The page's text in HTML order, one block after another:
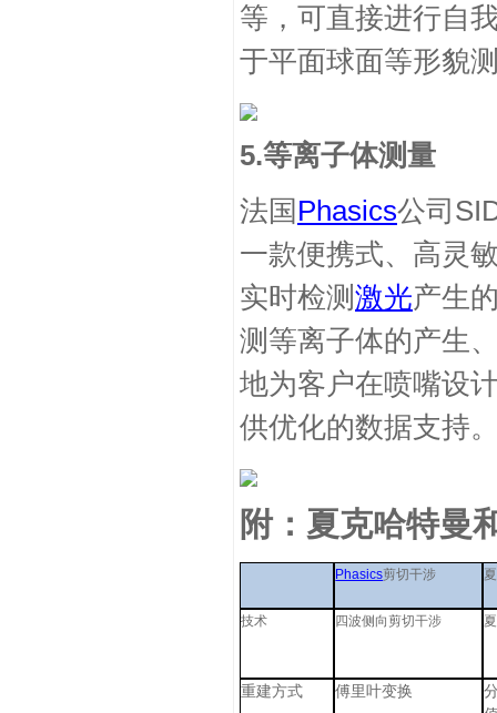
等，可直接进行自
于平面球面等形貌
5.等离子体测量
法国 Phasics公司
一款便携式、高灵
实时检测 激光产生
测等离子体的产生
地为客户在喷嘴设
供优化的数据支持
附：夏克哈特曼
Phasics剪切干涉
技术 四波侧向剪切干涉
重建方式 傅里叶变换